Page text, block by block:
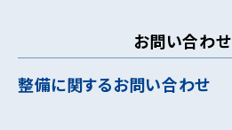
お問い合わ
整備に関するお問い合わせ